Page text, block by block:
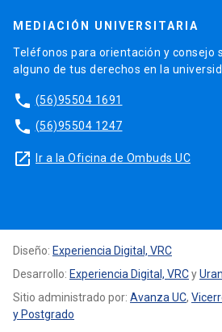
MEDIACIÓN UNIVERSITARIA
Teléfonos para orientación y consejo
alguno de tus derechos en la
phone (56)95504 1691
phone (56)95504 1247
launch Ir a la Oficina de Ombuds UC
Diseño: Experiencia Digital, VRC
Desarrollo: Experiencia Digital, VRCy
Sitio administrado por: Avanza UC,
y Postgrado